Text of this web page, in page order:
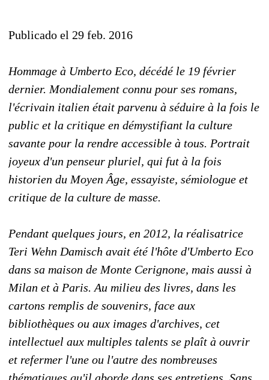
Publicado el 29 feb. 2016
Hommage à Umberto Eco, décédé le 19 février
dernier. Mondialement connu pour ses romans,
l'écrivain italien était parvenu à séduire à la fois le
public et la critique en démystifiant la culture
savante pour la rendre accessible à tous. Portrait
joyeux d'un penseur pluriel, qui fut à la fois
historien du Moyen Âge, essayiste, sémiologue et
critique de la culture de masse.
Pendant quelques jours, en 2012, la réalisatrice
Teri Wehn Damisch avait été l'hôte d'Umberto Eco
dans sa maison de Monte Cerignone, mais aussi à
Milan et à Paris. Au milieu des livres, dans les
cartons remplis de souvenirs, face aux
bibliothèques ou aux images d'archives, cet
intellectuel aux multiples talents se plaît à ouvrir
et refermer l'une ou l'autre des nombreuses